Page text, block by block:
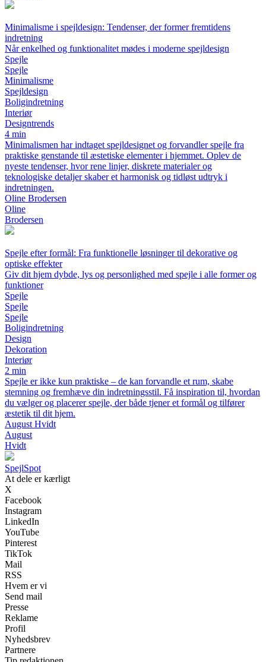
Minimalisme i spejldesign: Tendenser, der former fremtidens
indretning
Når enkelhed og funktionalitet mødes i moderne spejldesign
Spejle
Spejle
Minimalisme
Spejldesign
Boligindretning
Interiør
Designtrends
4 min
Minimalismen har indtaget spejldesignet og forvandler spejle fra
praktiske genstande til æstetiske elementer i hjemmet. Oplev de
nyeste tendenser, hvor rene linjer, diskrete materialer og
teknologiske detaljer skaber et harmonisk og tidløst udtryk i
indretningen.
Oline Brodersen
Oline
Brodersen
Spejle efter formål: Fra funktionelle løsninger til dekorative og
optiske effekter
Giv dit hjem dybde, lys og personlighed med spejle i alle former og
funktioner
Spejle
Spejle
Spejle
Boligindretning
Design
Dekoration
Interiør
2 min
Spejle er ikke kun praktiske – de kan forvandle et rum, skabe
stemning og fremhæve din indretningsstil. Få inspiration til, hvordan
du vælger og placerer spejle, der både tjener et formål og tilfører
æstetik til dit hjem.
August Hvidt
August
Hvidt
SpejlSpot
At dele er kærligt
X
Facebook
Instagram
LinkedIn
YouTube
Pinterest
TikTok
Mail
RSS
Hvem er vi
Send mail
Presse
Reklame
Profil
Nyhedsbrev
Partnere